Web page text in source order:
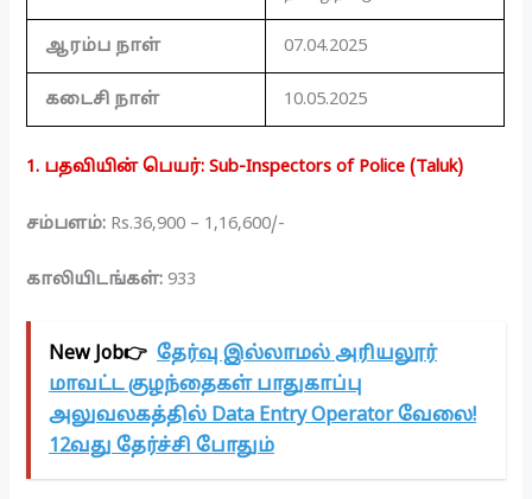
ஆரம்ப நாள் 07.04.2025
கடைசி நாள் 10.05.2025
1. பதவியின் பெயர்: Sub-Inspectors of Police (Taluk)
சம்பளம்: Rs.36,900 – 1,16,600/-
காலியிடங்கள்: 933
New Job👉 தேர்வு இல்லாமல் அரியலூர்
மாவட்ட குழந்தைகள் பாதுகாப்பு
அலுவலகத்தில் Data Entry Operator வேலை!
12வது தேர்ச்சி போதும்